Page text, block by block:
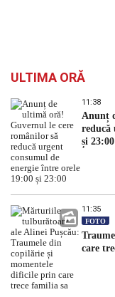
ULTIMA ORĂ
11:38
Anunț
reducă
și 23:00
11:35
FOTO
care